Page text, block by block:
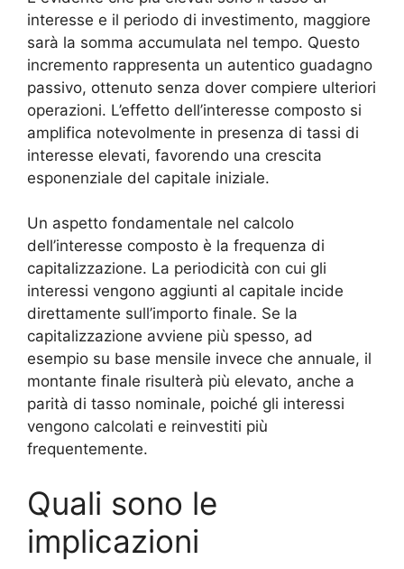
interesse e il periodo di investimento, maggiore
sarà la somma accumulata nel tempo. Questo
incremento rappresenta un autentico guadagno
passivo, ottenuto senza dover compiere ulteriori
operazioni. L’effetto dell’interesse composto si
amplifica notevolmente in presenza di tassi di
interesse elevati, favorendo una crescita
esponenziale del capitale iniziale.
Un aspetto fondamentale nel calcolo
dell’interesse composto è la frequenza di
capitalizzazione. La periodicità con cui gli
interessi vengono aggiunti al capitale incide
direttamente sull’importo finale. Se la
capitalizzazione avviene più spesso, ad
esempio su base mensile invece che annuale, il
montante finale risulterà più elevato, anche a
parità di tasso nominale, poiché gli interessi
vengono calcolati e reinvestiti più
frequentemente.
Quali sono le
implicazioni